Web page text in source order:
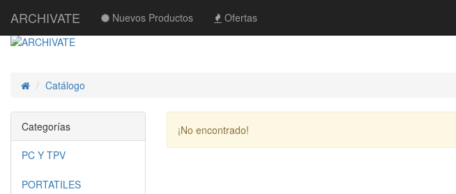
ARCHIVATE Nuevos Productos Ofertas
InicioCatálogo
¡No encontrado!
Categorías
PC Y TPV
PORTATILES